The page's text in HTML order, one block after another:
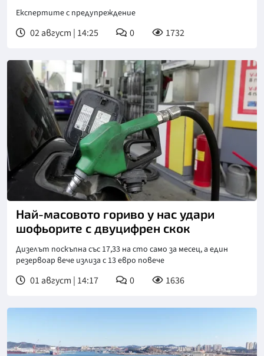
Експертите с предупреждение
02 август | 14:25 0 1732
Най-масовото гориво у нас удари
шофьорите с двуцифрен скок
Дизелът поскъпна със 17,33 на сто само за месец, а един
резервоар вече излиза с 13 евро повече
01 август | 14:17 0 1636